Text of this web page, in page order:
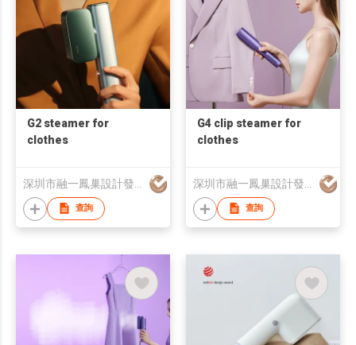
G2 steamer for
clothes
查詢
G4 clip steamer for
clothes
查詢